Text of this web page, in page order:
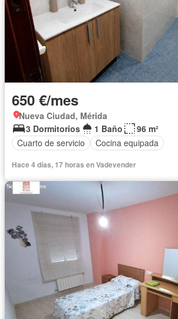
650 €/mes
Nueva Ciudad, Mérida
3 Dormitorios
1 Baño
96 m²
Cuarto de servicio
Cocina equipada
Hace 4 días, 17 horas en Vadevender